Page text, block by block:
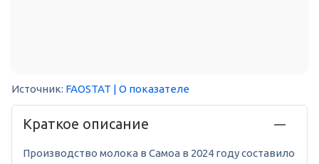
Источник: FAOSTAT | О показателе
Краткое описание
Производство молока в Самоа в 2024 году составило